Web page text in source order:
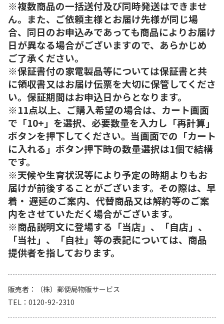
※複数商品の一括送付及び同時発送はできませ
ん。また、ご依頼主様とお届け先様が同じ場
合、同日のお申込みであっても商品によりお届け
日が異なる場合がございますので、あらかじめ
ご了承ください。
※保証書付の家電製品等については保証書と共
に領収書又はお届け伝票を大切に保管してくださ
い。保証期間はお申込日からとなります。
※11点以上、ご購入希望の場合は、カート画面
で「10+」を選択、必要数量を入力し「再計算」
ボタンを押下してください。当画面での「カート
に入れる」ボタン押下時の数量選択は1個で結構
です。
※天候や生育状況等により予定の時期よりもお
届けが前後することがございます。その際は、早
着・ 遅延のご案内、代替商品又は解約等のご案
内をさせていただく場合がございます。
※商品説明文に登場する「当店」、「自店」、
「当社」、「自社」等の表記については、商品
提供者を指しております。
販売者
（株）郵便局物販サービス
TEL
0120-92-2310